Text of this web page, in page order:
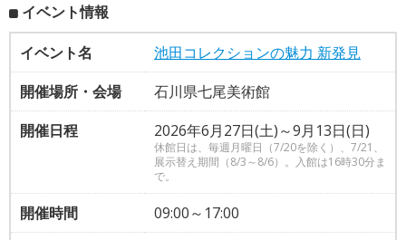
イベント情報
イベント名
池田コレクションの魅力 新発見
開催場所・会場
石川県七尾美術館
開催日程
2026年6月27日(土)～9月13日(日)
休館日は、毎週月曜日（7/20を除く）、7/21、
展示替え期間（8/3～8/6）。入館は16時30分ま
で。
開催時間
09:00～17:00